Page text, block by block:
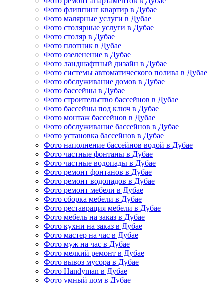
Фото флиппинг квартир в Дубае
Фото малярные услуги в Дубае
Фото столярные услуги в Дубае
Фото столяр в Дубае
Фото плотник в Дубае
Фото озеленение в Дубае
Фото ландшафтный дизайн в Дубае
Фото системы автоматического полива в Дубае
Фото обслуживание домов в Дубае
Фото бассейны в Дубае
Фото строительство бассейнов в Дубае
Фото бассейны под ключ в Дубае
Фото монтаж бассейнов в Дубае
Фото обслуживание бассейнов в Дубае
Фото установка бассейнов в Дубае
Фото наполнение бассейнов водой в Дубае
Фото частные фонтаны в Дубае
Фото частные водопады в Дубае
Фото ремонт фонтанов в Дубае
Фото ремонт водопадов в Дубае
Фото ремонт мебели в Дубае
Фото сборка мебели в Дубае
Фото реставрация мебели в Дубае
Фото мебель на заказ в Дубае
Фото кухни на заказ в Дубае
Фото мастер на час в Дубае
Фото муж на час в Дубае
Фото мелкий ремонт в Дубае
Фото вывоз мусора в Дубае
Фото Handyman в Дубае
Фото умный дом в Дубае